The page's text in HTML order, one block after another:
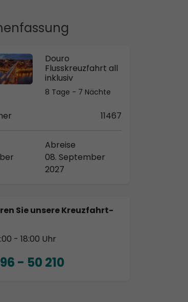
Douro
Flusskreuzfahrt all
inklusiv
8 Tage - 7 Nächte
11467
Abreise
08. September
2027
Sie unsere Kreuzfahrt-
- 18:00 Uhr
- 50 210